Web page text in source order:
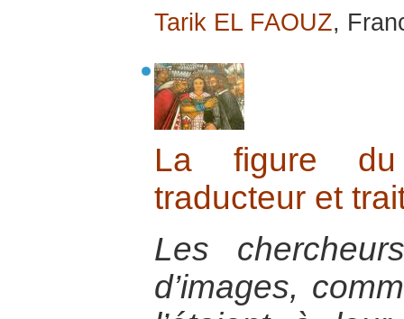
Tarik EL FAOUZ,
La figure du
traducteur et
Les
d’images,